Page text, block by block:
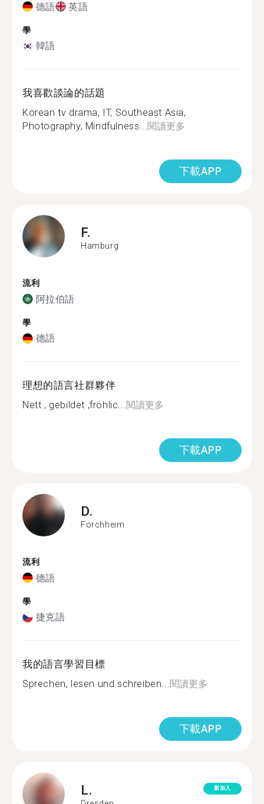
德語 英語
學
韓語
我喜歡談論的話題
Korean tv drama, IT, Southeast Asia,
Photography, Mindfulness...閱讀更多
下載APP
F.
Hamburg
流利
阿拉伯語
學
德語
理想的語言社群夥伴
Nett , gebildet ,fröhlic...閱讀更多
下載APP
D.
Forchheim
流利
德語
學
捷克語
我的語言學習目標
Sprechen, lesen und schreiben...閱讀更多
下載APP
L. 新加入